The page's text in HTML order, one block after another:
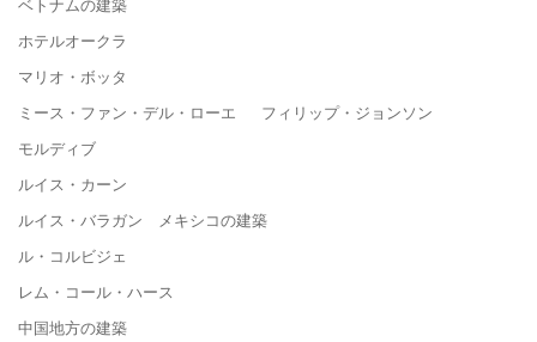
ホテルオークラ
マリオ・ボッタ
ミース・ファン・デル・ローエ フィリップ・ジョンソン
モルディブ
ルイス・カーン
ルイス・バラガン メキシコの建築
ル・コルビジェ
レム・コール・ハース
中国地方の建築